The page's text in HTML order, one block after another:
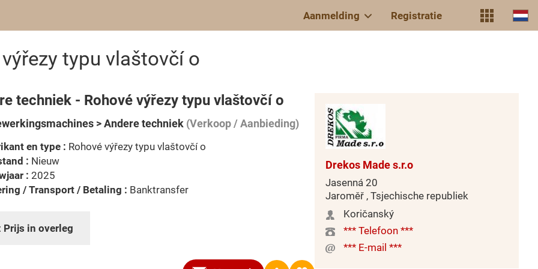
Aanmelding Registratie
typu vlaštovčí o
techniek - Rohové výřezy typu vlaštovčí o
> Andere techniek (Verkoop / Aanbieding)
en type : Rohové výřezy typu vlaštovčí o
: Nieuw
: 2025
/ Transport / Betaling : Banktransfer
Prijs in overleg
Drekos Made s.r.o
Jasenná 20
Jaroměř , Tsjechische republiek
Koričanský
*** Telefoon ***
*** E-mail ***